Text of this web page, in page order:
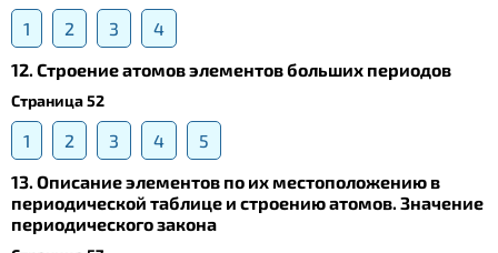
1 2 3
4
12. Строение атомов элементов больших периодов
Страница 52
1 2 3 4
5
13. Описание элементов по их местоположению в
периодической таблице и строению атомов. Значение
периодического закона